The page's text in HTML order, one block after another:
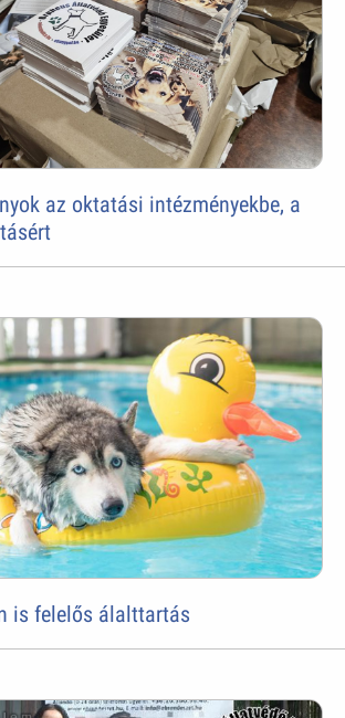
az oktatási intézményekbe, a
is felelős álalttartás